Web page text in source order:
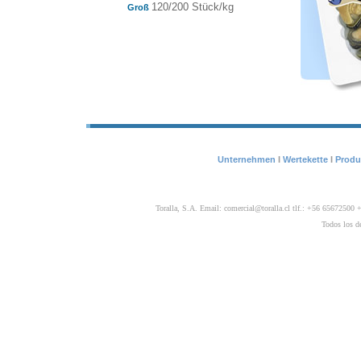
Groß 120/200 Stück/kg
Unternehmen I Wertekette I
Toralla, S.A. Email: comercial@toralla.cl tlf.: +56 65672500
Todos los